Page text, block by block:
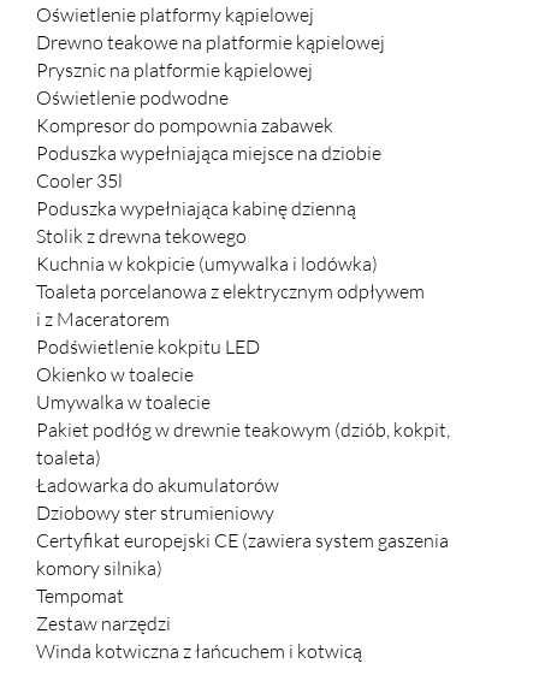
Oświetlenie platformy kąpielowej
Drewno teakowe na platformie kąpielowej
Prysznic na platformie kąpielowej
Oświetlenie podwodne
Kompresor do pompownia zabawek
Poduszka wypełniająca miejsce na dziobie
Cooler 35l
Poduszka wypełniająca kabinę dzienną
Stolik z drewna tekowego
Kuchnia w kokpicie (umywalka i lodówka)
Toaleta porcelanowa z elektrycznym odpływem
i z Maceratorem
Podświetlenie kokpitu LED
Okienko w toalecie
Umywalka w toalecie
Pakiet podłóg w drewnie teakowym (dziób, kokpit,
toaleta)
Ładowarka do akumulatorów
Dziobowy ster strumieniowy
Certyfikat europejski CE (zawiera system gaszenia
komory silnika)
Tempomat
Zestaw narzędzi
Winda kotwiczna z łańcuchem i kotwicą